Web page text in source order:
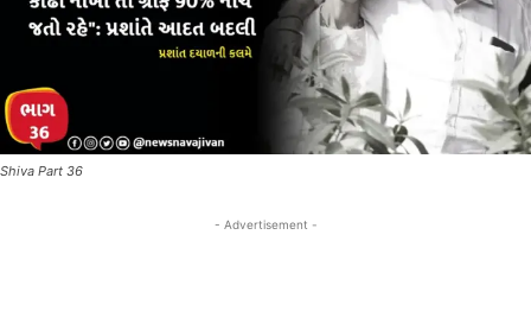
Shiva Part 36
- Advertisement -